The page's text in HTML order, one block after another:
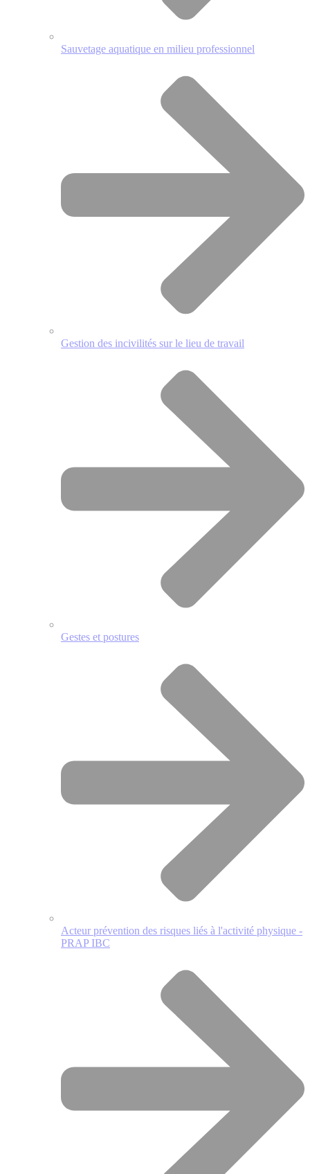
Sauvetage aquatique en milieu professionnel
Gestion des incivilités sur le lieu de travail
Gestes et postures
Acteur prévention des risques liés à l'activité physique -
PRAP IBC